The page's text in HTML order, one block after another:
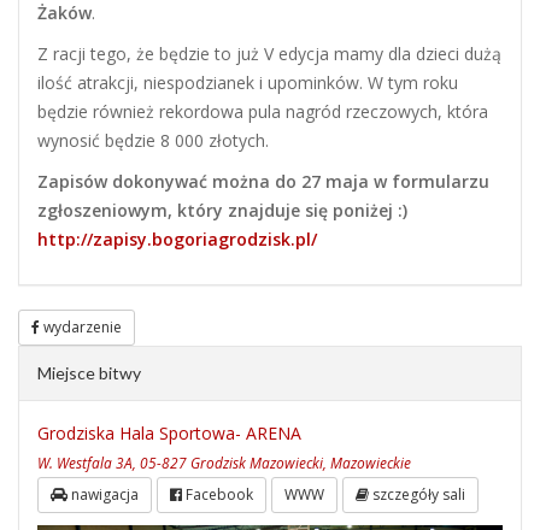
Żaków.
Z racji tego, że będzie to już V edycja mamy dla dzieci dużą
ilość atrakcji, niespodzianek i upominków. W tym roku
będzie również rekordowa pula nagród rzeczowych, która
wynosić będzie 8 000 złotych.
Zapisów dokonywać można do 27 maja w formularzu
zgłoszeniowym, który znajduje się poniżej :)
http://zapisy.bogoriagrodzisk.pl/
wydarzenie
Miejsce bitwy
Grodziska Hala Sportowa- ARENA
W. Westfala 3A, 05-827 Grodzisk Mazowiecki, Mazowieckie
nawigacja Facebook WWW szczegóły sali